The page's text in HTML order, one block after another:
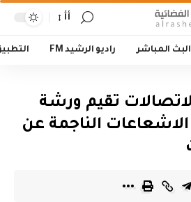
أأ
البث المباشر راديو الرشيد FM
تقيم ورشة
الناجمة عن